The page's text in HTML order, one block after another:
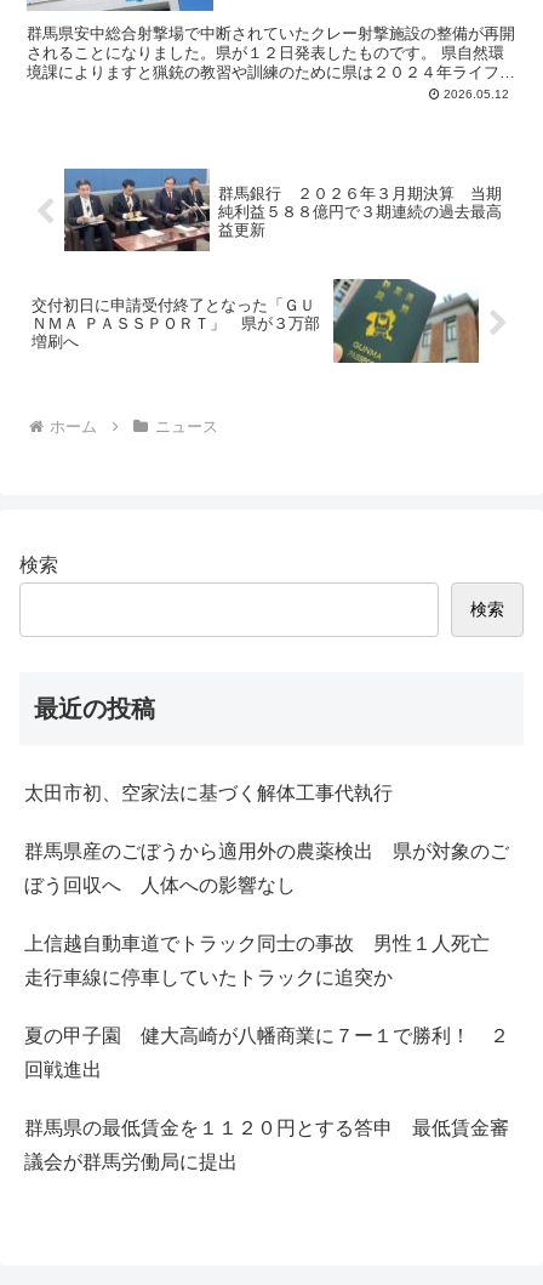
群馬県安中総合射撃場で中断されていたクレー射撃施設の整備が再開
されることになりました。県が１２日発表したものです。 県自然環
境課によりますと猟銃の教習や訓練のために県は２０２４年ライフル
射撃施設をオープンし、クレー射撃施設の整備も進めていま...2026.05.12
群馬銀行 ２０２６年３月期決算 当期
純利益５８８億円で３期連続の過去最高
益更新
交付初日に申請受付終了となった「ＧＵ
ＮＭＡ ＰＡＳＳＰＯＲＴ」 県が３万部
増刷へ
ホーム ニュース
検索
検索
最近の投稿
太田市初、空家法に基づく解体工事代執行
群馬県産のごぼうから適用外の農薬検出 県が対象のご
ぼう回収へ 人体への影響なし
上信越自動車道でトラック同士の事故 男性１人死亡
走行車線に停車していたトラックに追突か
夏の甲子園 健大高崎が八幡商業に７ー１で勝利！ ２
回戦進出
群馬県の最低賃金を１１２０円とする答申 最低賃金審
議会が群馬労働局に提出